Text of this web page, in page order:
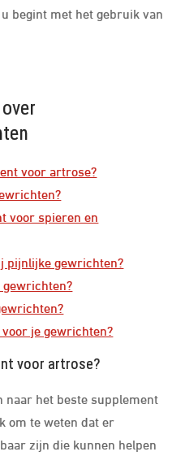
begint met het gebruik van
voor artrose?
voor spieren en
pijnlijke gewrichten?
je gewrichten?
voor artrose?
naar het beste supplement
om te weten dat er
zijn die kunnen helpen